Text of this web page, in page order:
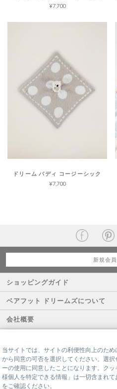
¥7,700
ドリーム バディ コージーシック
¥7,700
新規会
ショッピングガイド
ベアフット ドリームズについて
会社概要
当サイトでは、サイトの利便性向上のた
から同意の可否を選択してください。選
ーの使用に同意したことになります。ク
様個人を特定できる情報」は一切含まれ
をご確認ください。